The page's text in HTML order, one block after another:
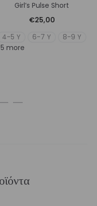
Girl’s Pulse Short
€25,00
4-5 Y
6-7 Y
8-9 Y
more